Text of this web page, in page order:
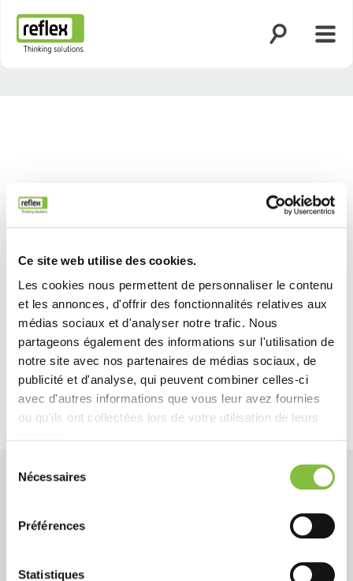
Ce site web utilise des cookies.
Les cookies nous permettent de personnaliser le contenu
et les annonces, d'offrir des fonctionnalités relatives aux
médias sociaux et d'analyser notre trafic. Nous
partageons également des informations sur l'utilisation de
notre site avec nos partenaires de médias sociaux, de
publicité et d'analyse, qui peuvent combiner celles-ci
avec d'autres informations que vous leur avez fournies
ou qu'ils ont collectées lors de votre utilisation de leurs
Nécessaires
Préférences
Statistiques
Précédent